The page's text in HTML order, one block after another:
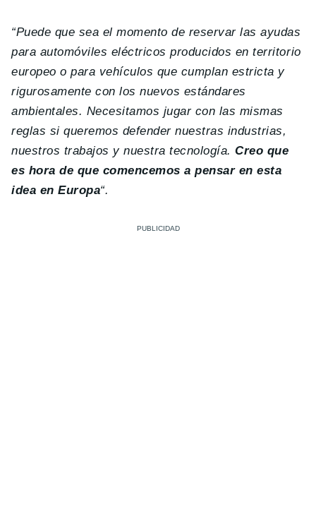
“Puede que sea el momento de reservar las ayudas
para automóviles eléctricos producidos en territorio
europeo o para vehículos que cumplan estricta y
rigurosamente con los nuevos estándares
ambientales. Necesitamos jugar con las mismas
reglas si queremos defender nuestras industrias,
nuestros trabajos y nuestra tecnología.Creo que
es hora de que comencemos a pensar en esta
idea en Europa“.